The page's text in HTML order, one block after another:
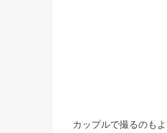
カップルで撮るのも